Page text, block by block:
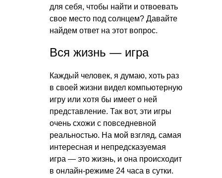
для себя, чтобы найти и отвоевать
свое место под солнцем? Давайте
найдем ответ на этот вопрос.
Вся жизнь — игра
Каждый человек, я думаю, хоть раз
в своей жизни видел компьютерную
игру или хотя бы имеет о ней
представление. Так вот, эти игры
очень схожи с повседневной
реальностью. На мой взгляд, самая
интересная и непредсказуемая
игра — это жизнь, и она происходит
в онлайн-режиме 24 часа в сутки.